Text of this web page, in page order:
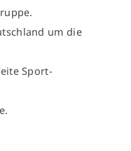
um die
Sport-